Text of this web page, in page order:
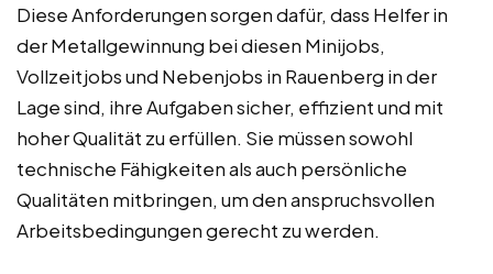
Diese Anforderungen sorgen dafür, dass Helfer in
der Metallgewinnung bei diesen Minijobs,
Vollzeitjobs und Nebenjobs in Rauenberg in der
Lage sind, ihre Aufgaben sicher, effizient und mit
hoher Qualität zu erfüllen. Sie müssen sowohl
technische Fähigkeiten als auch persönliche
Qualitäten mitbringen, um den anspruchsvollen
Arbeitsbedingungen gerecht zu werden.